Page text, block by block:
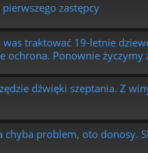
zastępcy
traktować 19-letnie
ochrona. Ponownie życzymy
dźwięki szeptania. Z
problem, oto donosy.